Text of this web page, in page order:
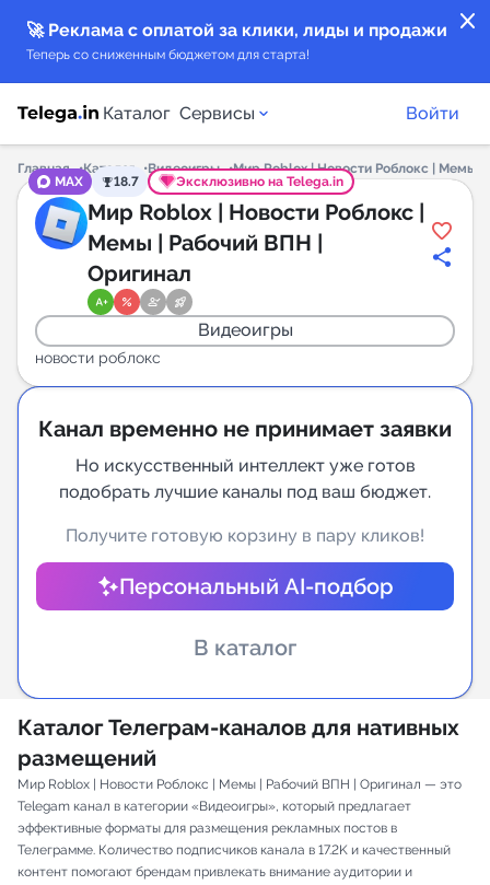
close
🚀 Реклама с оплатой за клики, лиды и продажи
Теперь со сниженным бюджетом для старта!
Каталог Сервисы
Каталог каналов
Каталог ботов
Горящие предложения
Индекс читаемости каналов в Telegram
Индивидуальное сопровождение
Аналитика Telegram
Войти
Главная Каталог Видеоигры
Мир Roblox | Новости Роблокс | Мемы |
MAX
18.7 Эксклюзивно на Telega.in
Мир Roblox | Новости Роблокс |
Мемы | Рабочий ВПН |
Оригинал
Видеоигры
новости роблокс
Канал временно не принимает заявки
Но искусственный интеллект уже готов
подобрать лучшие каналы под ваш бюджет.
Получите готовую корзину в пару кликов!
Персональный AI-подбор
В каталог
Каталог Телеграм-каналов для нативных
размещений
Мир Roblox | Новости Роблокс | Мемы | Рабочий ВПН | Оригинал — это
Telegam канал в категории «Видеоигры», который предлагает
эффективные форматы для размещения рекламных постов в
Телеграмме. Количество подписчиков канала в 17.2K и качественный
контент помогают брендам привлекать внимание аудитории и